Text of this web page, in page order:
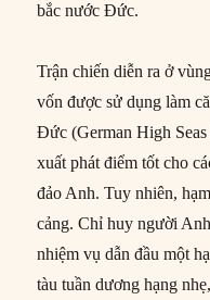
bắc nước Đức.
Trận chiến diễn ra ở
vốn được sử dụng làm
Đức (German High
xuất phát điểm tốt cho
đảo Anh. Tuy nhiên,
cảng. Chỉ huy người
nhiệm vụ dẫn đầu một
tàu tuần dương hạng